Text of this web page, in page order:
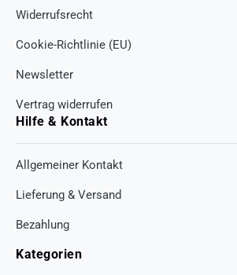
Widerrufsrecht
Cookie-Richtlinie (EU)
Newsletter
Vertrag widerrufen
Hilfe & Kontakt
Allgemeiner Kontakt
Lieferung & Versand
Bezahlung
Kategorien